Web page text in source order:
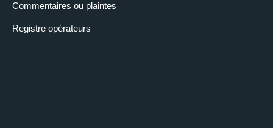
Commentaires ou plaintes
Registre opérateurs